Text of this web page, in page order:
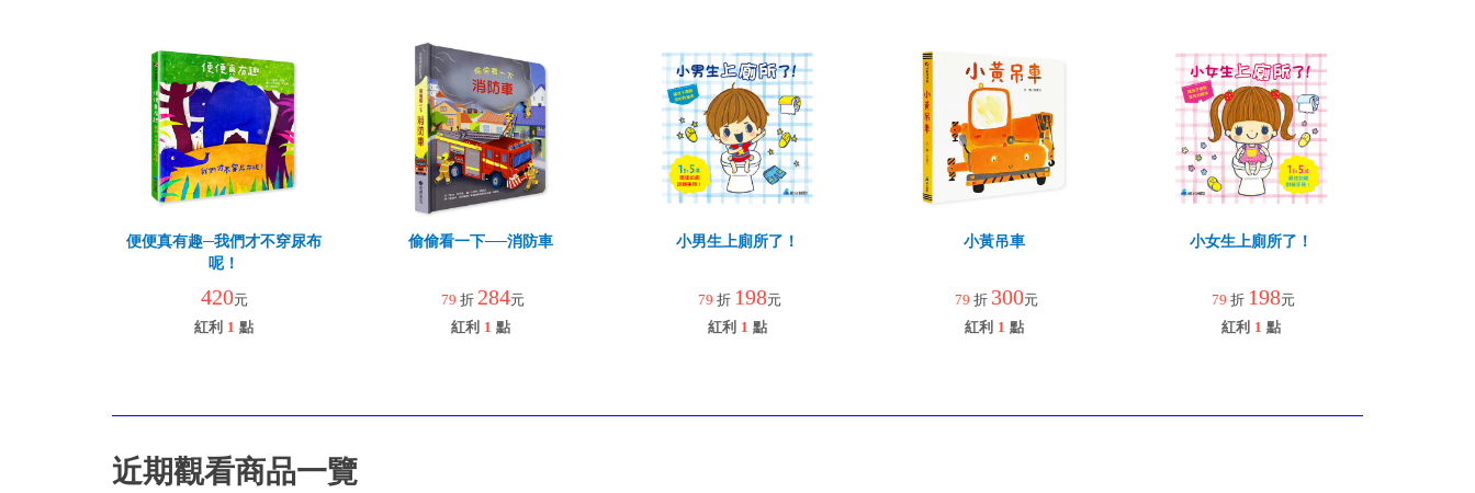
便便真有趣─我們才不穿尿布
呢！
420元
紅利 1 點
偷偷看一下──消防車
79 折 284元
紅利 1 點
小男生上廁所了！
79 折 198元
紅利 1 點
小黃吊車
79 折 300元
紅利 1 點
小女生上廁所了！
79 折 198元
紅利 1 點
近期觀看商品一覽